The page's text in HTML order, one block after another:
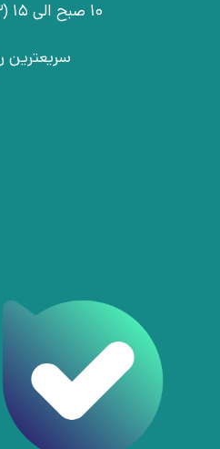
10 صبح الی 15 (3 بعد از ظهر) - قبل از تشریف آوردن تماس بگیرید
سریعترین